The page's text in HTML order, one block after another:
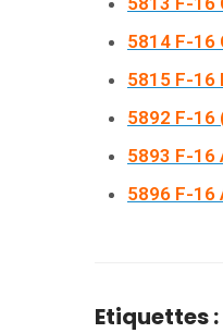
5814 F-16
5815 F-16
5892 F-16
5893 F-16
5896 F-16
Etiquettes :